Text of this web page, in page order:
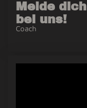
Melde dich
bei uns!
Coach